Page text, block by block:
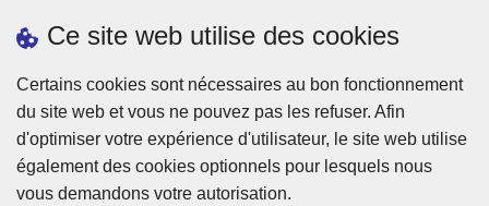
Ce site web utilise des cookies
Certains cookies sont nécessaires au bon fonctionnement
du site web et vous ne pouvez pas les refuser. Afin
d'optimiser votre expérience d'utilisateur, le site web utilise
également des cookies optionnels pour lesquels nous
vous demandons votre autorisation.
r
c
é
d
e
n
u
v
a
n
t
Statistiques